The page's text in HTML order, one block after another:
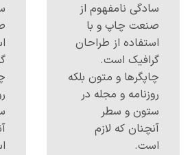
سادگی نامفهوم از
صنعت چاپ و با
استفاده از طراحان
گرافیک است.
چاپگرها و متون بلکه
روزنامه و مجله در
ستون و سطر
آنچنان که لازم
است.
است.